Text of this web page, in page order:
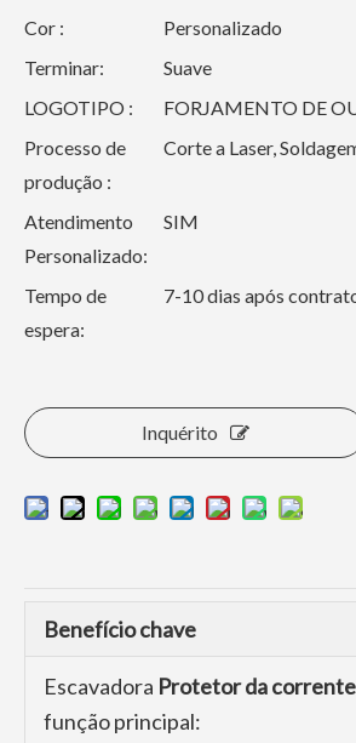
Cor :
Personalizado
Terminar:
Suave
LOGOTIPO :
FORJAMENTO DE
Processo de
produção :
Corte a Laser,
Atendimento
Personalizado:
SIM
Tempo de
espera:
7-10 dias após
Inquérito
Benefício chave
Escavadora Protetor da
função principal: